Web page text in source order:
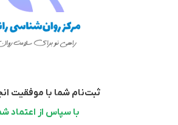
ثبت‌نام شما با موفقیت
با سپاس از اعتماد